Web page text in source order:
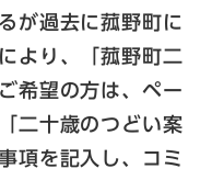
が過去に菰野町に
より、「菰野町二
希望の方は、ペー
二十歳のつどい案
項を記入し、コミ